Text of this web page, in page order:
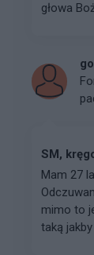
głowa
SM,
Mam 27
mimo to
taką